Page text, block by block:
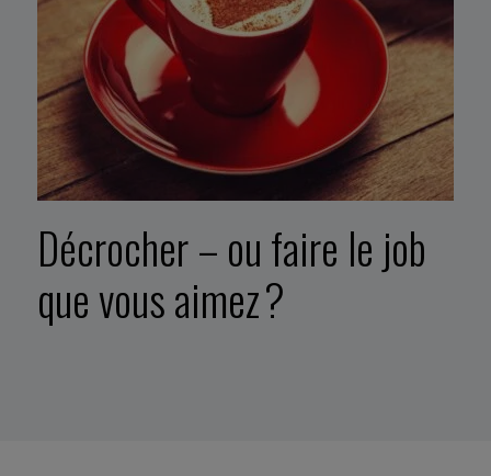
Décrocher – ou faire le job
que vous aimez ?